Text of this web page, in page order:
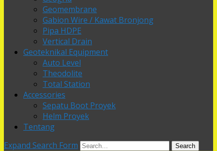
Geomembrane
Gabion Wire / Kawat Bronjong
Pipa HDPE
Vertical Drain
Geoteknikal Equipment
Auto Level
Theodolite
Total Station
Accessories
Sepatu Boot Proyek
Helm Proyek
Tentang
Expand Search Form
Search